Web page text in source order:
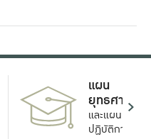
แผน
ยุทธศาสตร์
และแผน
ปฏิบัติการ